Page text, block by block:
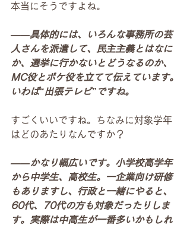
本当にそうですよね。
――具体的には、いろんな事務所の芸
人さんを派遣して、民主主義とはなに
か、選挙に行かないとどうなるのか、
MC役とボケ役を立てて伝えています。
いわば“出張テレビ”ですね。
すごくいいですね。ちなみに対象学年
はどのあたりなんですか？
――かなり幅広いです。小学校高学年
から中学生、高校生。一企業向け研修
もありますし、行政と一緒にやると、
60代、70代の方も対象だったりしま
す。実際は中高生が一番多いかもしれ